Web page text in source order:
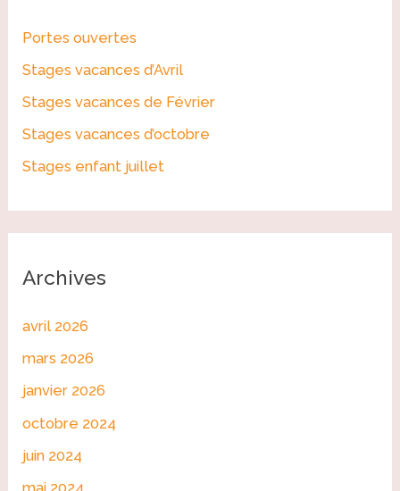
c
h
e
r
Portes ouvertes
Stages vacances d’Avril
Stages vacances de Février
Stages vacances d’octobre
Stages enfant juillet
Archives
avril 2026
mars 2026
janvier 2026
octobre 2024
juin 2024